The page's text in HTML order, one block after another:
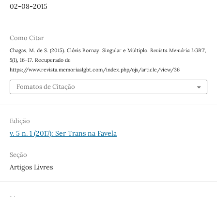
02-08-2015
Como Citar
Chagas, M. de S. (2015). Clóvis Bornay: Singular e Múltiplo. Revista Memória LGBT,
5(1), 16–17. Recuperado de
https://www.revista.memoriaslgbt.com/index.php/ojs/article/view/36
Fomatos de Citação
Edição
v. 5 n. 1 (2017): Ser Trans na Favela
Seção
Artigos Livres